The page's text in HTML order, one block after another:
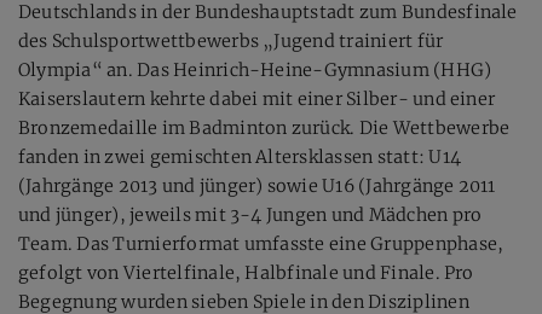
Deutschlands in der Bundeshauptstadt zum Bundesfinale
des Schulsportwettbewerbs „Jugend trainiert für
Olympia“ an. Das Heinrich-Heine-Gymnasium (HHG)
Kaiserslautern kehrte dabei mit einer Silber- und einer
Bronzemedaille im Badminton zurück. Die Wettbewerbe
fanden in zwei gemischten Altersklassen statt: U14
(Jahrgänge 2013 und jünger) sowie U16 (Jahrgänge 2011
und jünger), jeweils mit 3-4 Jungen und Mädchen pro
Team. Das Turnierformat umfasste eine Gruppenphase,
gefolgt von Viertelfinale, Halbfinale und Finale. Pro
Begegnung wurden sieben Spiele in den Disziplinen